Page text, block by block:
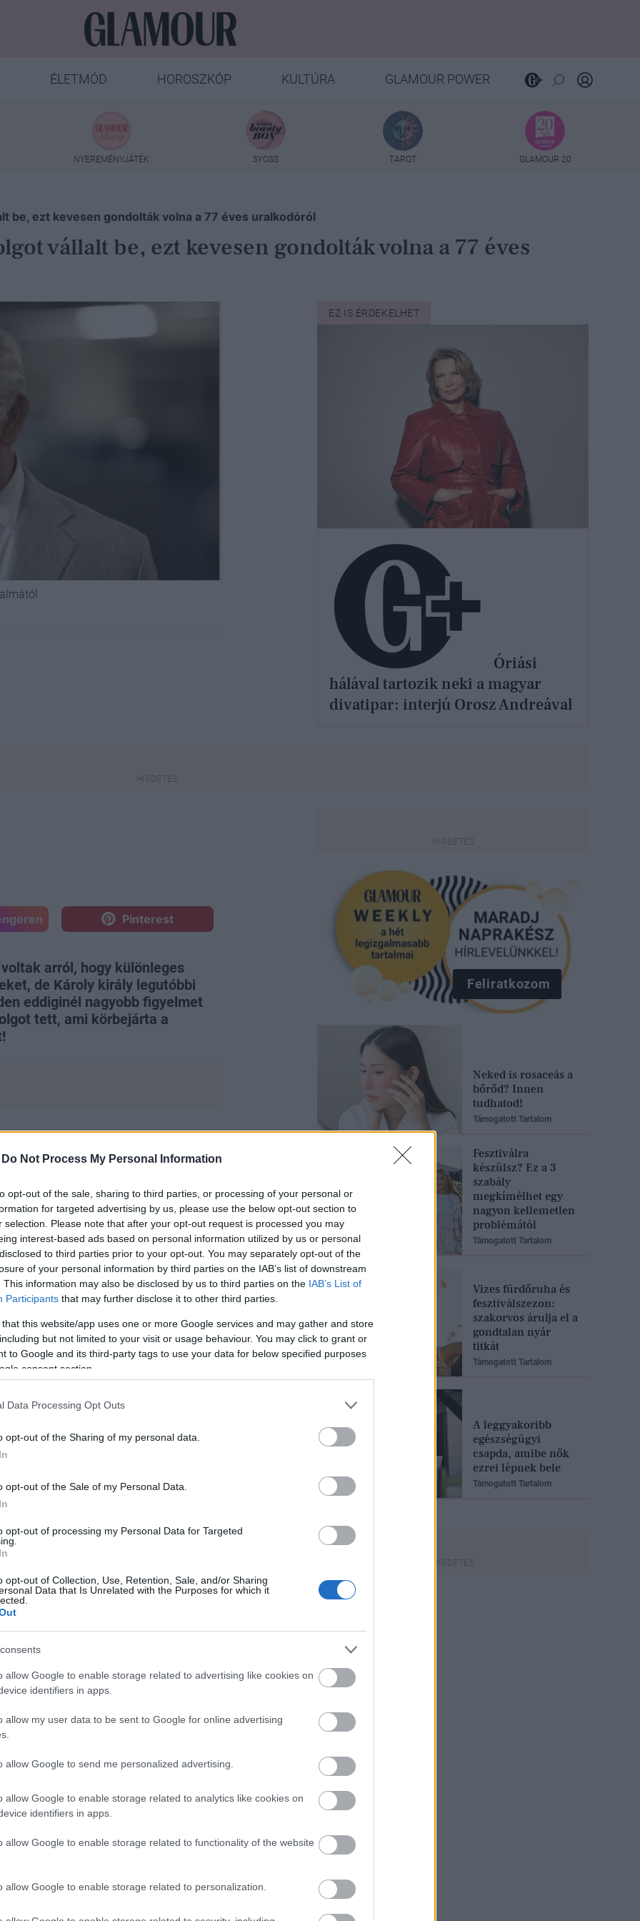
Do Not Process My Personal Information
opt-out of the sale, sharing to third parties, or processing of your personal or
for targeted advertising by us, please use the below opt-out section to
selection. Please note that after your opt-out request is processed you may
interest-based ads based on personal information utilized by us or personal
to third parties prior to your opt-out. You may separately opt-out of the
of your personal information by third parties on the IAB’s list of downstream
This information may also be disclosed by us to third parties on the IAB’s List of
Participants that may further disclose it to other third parties.
that this website/app uses one or more Google services and may gather and store
but not limited to your visit or usage behaviour. You may click to grant or
to Google and its third-party tags to use your data for below specified purposes
consent section.
Data Processing Opt Outs
opt-out of the Sharing of my personal data.
opt-out of the Sale of my Personal Data.
opt-out of processing my Personal Data for Targeted
opt-out of Collection, Use, Retention, Sale, and/or Sharing
Data that Is Unrelated with the Purposes for which it
allow Google to enable storage related to advertising like cookies on
identifiers in apps.
allow my user data to be sent to Google for online advertising
allow Google to send me personalized advertising.
allow Google to enable storage related to analytics like cookies on
identifiers in apps.
allow Google to enable storage related to functionality of the website
allow Google to enable storage related to personalization.
ÉLETMÓD HOROSZKÓP KULTÚRA GLAMOUR POWER
NYEREMÉNYJÁTÉK SYOSS TAROT GLAMOUR 20
be, ezt kevesen gondolták volna a 77 éves uralkodóról
vállalt be, ezt kevesen gondolták volna a 77 éves
EZ IS ÉRDEKELHET
Óriási
hálával tartozik neki a magyar
divatipar: interjú Orosz Andreával
Pinterest
arról, hogy különleges
de Károly király legutóbbi
eddiginél nagyobb figyelmet
tett, ami körbejárta a
nemcsak hagyományokban,
videó, amelyen a hajdaniErzsébet
vált szenzációvá, és a
lépésétől.
fehér inget, csíkos nyakkendőt,
egy Challenger 2 harckocsi
a videót:„Lehet, hogy menő
király, aki egy Challenger 2
mióta 2023-ban átvette ezt a
Napjának részeként zajlott,
Feliratkozom
Neked is rosaceás a
bőrőd? Innen
tudhatod!
Támogatott Tartalom
Fesztiválra
készülsz? Ez a 3
szabály
megkímélhet egy
nagyon kellemetlen
problémától
Támogatott Tartalom
Vizes fürdőruha és
fesztiválszezon:
szakorvos árulja el a
gondtalan nyár
titkát
Támogatott Tartalom
A leggyakoribb
egészségügyi
csapda, amibe nők
ezrei lépnek bele
Támogatott Tartalom